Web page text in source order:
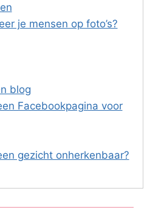
je mensen op foto’s?
blog
Facebookpagina voor
gezicht onherkenbaar?